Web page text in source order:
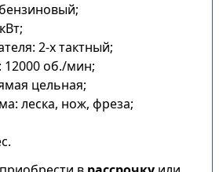
2-х тактный;
об./мин;
цельная;
леска, нож, фреза;